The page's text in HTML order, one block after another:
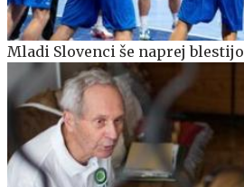
Mladi Slovenci še naprej blestijo